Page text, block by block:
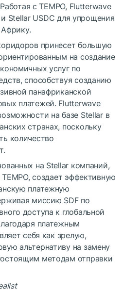
с TEMPO, Flutterwave
Stellar USDC для упрощения
принесет большую
на создание
услуг по
способствуя созданию
панафриканской
платежей. Flutterwave
на базе Stellar в
странах, поскольку
количество
на Stellar компаний,
создает эффективную
платежную
миссию SDF по
доступа к глобальной
платежным
себя как зрелую,
альтернативу на замену
методам отправки